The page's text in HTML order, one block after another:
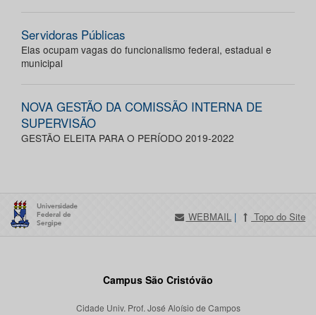
Servidoras Públicas
Elas ocupam vagas do funcionalismo federal, estadual e
municipal
NOVA GESTÃO DA COMISSÃO INTERNA DE
SUPERVISÃO
GESTÃO ELEITA PARA O PERÍODO 2019-2022
WEBMAIL | Topo do Site
Campus São Cristóvão
Cidade Univ. Prof. José Aloísio de Campos